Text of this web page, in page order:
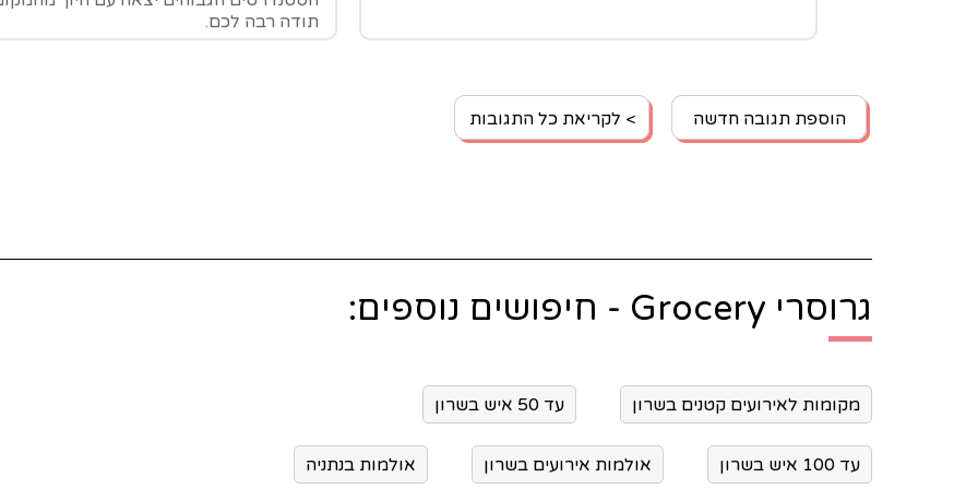
תודה רבה לכם.
הוספת תגובה חדשה > לקריאת כל התגובות
גרוסרי Grocery - חיפושים נוספים:
מקומות לאירועים קטנים בשרון עד 50 איש בשרון
עד 100 איש בשרון אולמות אירועים בשרון אולמות בנתניה